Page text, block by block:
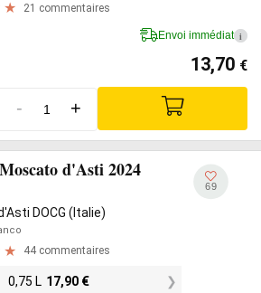
21 commentaires
Envoi immédiat i
13,70 €
- +
d'Asti 2024
DOCG (Italie)
44 commentaires
0,75 L 17,90 €
69